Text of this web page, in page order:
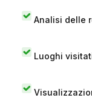
Analisi delle
Luoghi